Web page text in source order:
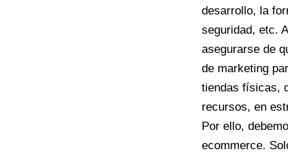
desarrollo, la
seguridad, etc.
asegurarse de
de marketing
tiendas físicas,
recursos, en
Por ello,
ecommerce.